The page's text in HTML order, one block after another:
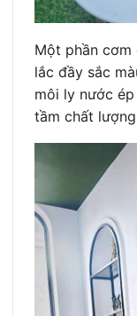
Một phần
lắc đầy sắc
môi ly nước
tầm chất